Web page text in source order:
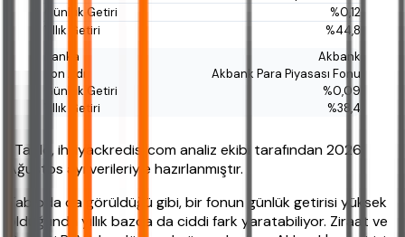
%0,12
%44,8
Akbank
Akbank Para Piyasası Fonu
%0,09
%38,4
*Tablo, ihtiyackredisi.com analiz ekibi tarafından 2026
Ağustos ayı verileriyle hazırlanmıştır.
Tabloda da görüldüğü gibi, bir fonun günlük getirisi yüksek
olduğunda yıllık bazda da ciddi fark yaratabiliyor. Ziraat ve